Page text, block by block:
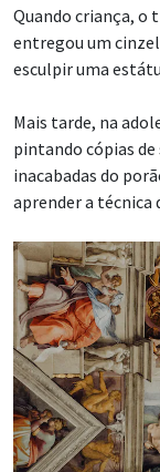
Quando criança, o
entregou um
esculpir uma
Mais tarde, na
pintando cópias de
inacabadas do
aprender a